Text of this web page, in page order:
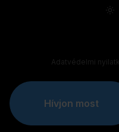
Hívjon most
Adatvédelmi
Copyright 2026 @